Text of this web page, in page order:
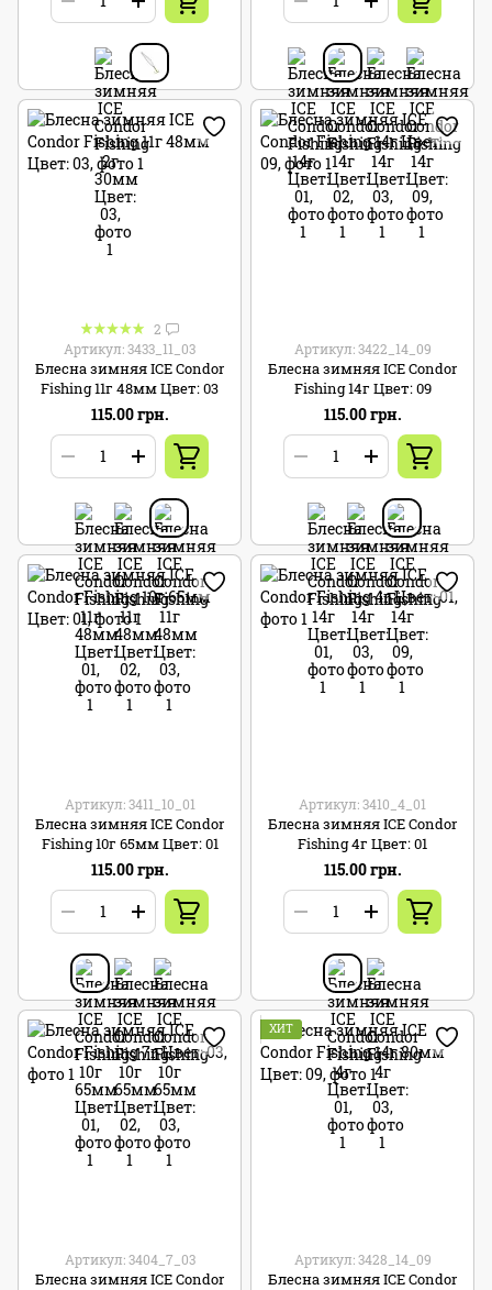
2
Артикул: 3433_11_03
Блесна зимняя ICE Condor
Fishing 11г 48мм Цвет: 03
115.00 грн.
Артикул: 3422_14_09
Блесна зимняя ICE Condor
Fishing 14г Цвет: 09
115.00 грн.
Артикул: 3411_10_01
Блесна зимняя ICE Condor
Fishing 10г 65мм Цвет: 01
115.00 грн.
Артикул: 3410_4_01
Блесна зимняя ICE Condor
Fishing 4г Цвет: 01
115.00 грн.
Артикул: 3404_7_03
Блесна зимняя ICE Condor
ХИТ
Артикул: 3428_14_09
Блесна зимняя ICE Condor